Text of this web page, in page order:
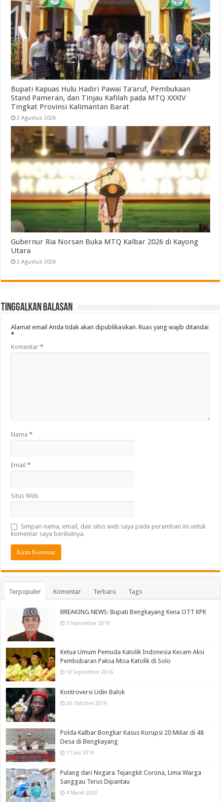
Bupati Kapuas Hulu Hadiri Pawai Ta’aruf, Pembukaan
Stand Pameran, dan Tinjau Kafilah pada MTQ XXXIV
Tingkat Provinsi Kalimantan Barat
2 Agustus 2026
Gubernur Ria Norsan Buka MTQ Kalbar 2026 di Kayong
Utara
2 Agustus 2026
Tinggalkan Balasan
Alamat email Anda tidak akan dipublikasikan. Ruas yang wajib ditandai
*
Komentar*
Nama*
Email*
Situs Web
Simpan nama, email, dan situs web saya pada peramban ini untuk
komentar saya berikutnya.
Terpopuler Komentar Terbaru Tags
BREAKING NEWS: Bupati Bengkayang Kena OTT KPK
3 September 2019
Ketua Umum Pemuda Katolik Indonesia Kecam Aksi
Pembubaran Paksa Misa Katolik di Solo
10 September 2016
Kontroversi Udin Balok
26 Oktober 2019
Polda Kalbar Bongkar Kasus Korupsi 20 Miliar di 48
Desa di Bengkayang
11 Juli 2019
Pulang dari Negara Tejangkit Corona, Lima Warga
Sanggau Terus Dipantau
4 Maret 2020